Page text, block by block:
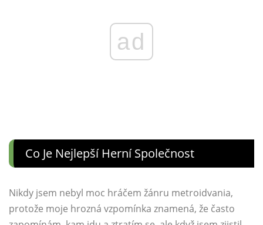
ad
Co Je Nejlepší Herní Společnost
Nikdy jsem nebyl moc hráčem žánru metroidvania,
protože moje hrozná vzpomínka znamená, že často